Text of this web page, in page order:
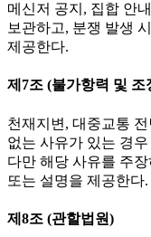
메신저 공지, 집합 안
보관하고, 분쟁 발생
제공한다.
제7조 (불가항력 및 조
천재지변, 대중교통
없는 사유가 있는 경
다만 해당 사유를 주
또는 설명을 제공한다.
제8조 (관할법원)